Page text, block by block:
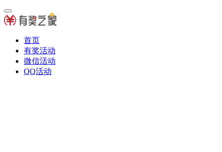
首页
有奖活动
微信活动
QQ活动